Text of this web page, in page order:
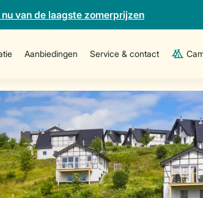
van de laagste zomerprijzen
Aanbiedingen Service & contact